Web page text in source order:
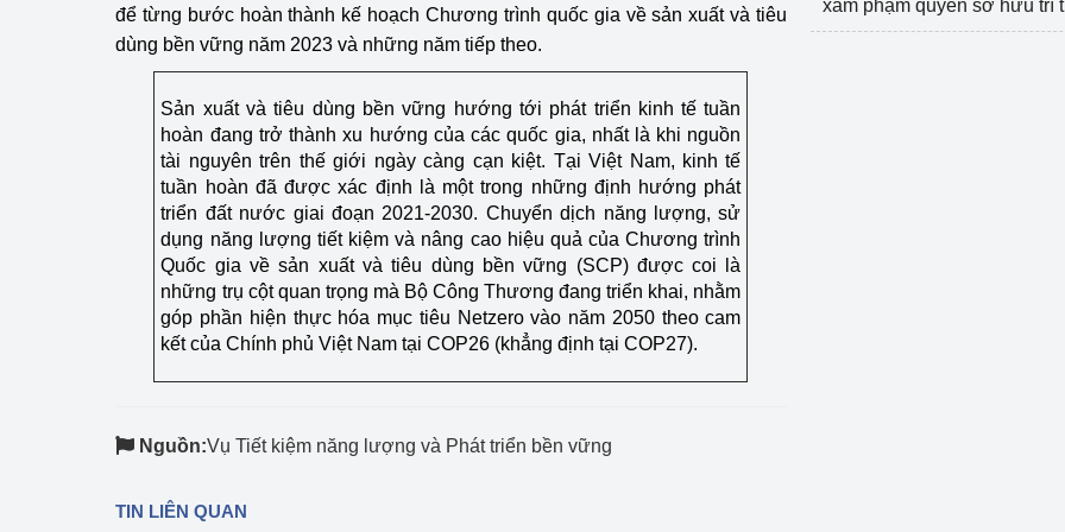
để từng bước hoàn thành kế hoạch Chương trình quốc gia về sản xuất và tiêu
dùng bền vững năm 2023 và những năm tiếp theo.
Sản xuất và tiêu dùng bền vững hướng tới phát triển kinh tế tuần
hoàn đang trở thành xu hướng của các quốc gia, nhất là khi nguồn
tài nguyên trên thế giới ngày càng cạn kiệt. Tại Việt Nam, kinh tế
tuần hoàn đã được xác định là một trong những định hướng phát
triển đất nước giai đoạn 2021-2030. Chuyển dịch năng lượng, sử
dụng năng lượng tiết kiệm và nâng cao hiệu quả của Chương trình
Quốc gia về sản xuất và tiêu dùng bền vững (SCP) được coi là
những trụ cột quan trọng mà Bộ Công Thương đang triển khai, nhằm
góp phần hiện thực hóa mục tiêu Netzero vào năm 2050 theo cam
kết của Chính phủ Việt Nam tại COP26 (khẳng định tại COP27).
Nguồn:Vụ Tiết kiệm năng lượng và Phát triển bền vững
TIN LIÊN QUAN
xâm phạm quyền sở hữu trí